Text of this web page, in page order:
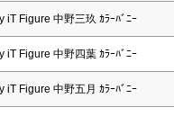
iT Figure 中野三玖 ｶﾗｰﾊﾞﾆｰ
iT Figure 中野四葉 ｶﾗｰﾊﾞﾆｰ
iT Figure 中野五月 ｶﾗｰﾊﾞﾆｰ